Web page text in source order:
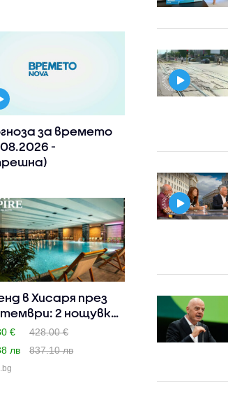
за времето
-
в Хисаря през
2 нощувки
€
428.00 €
лв
837.10 лв